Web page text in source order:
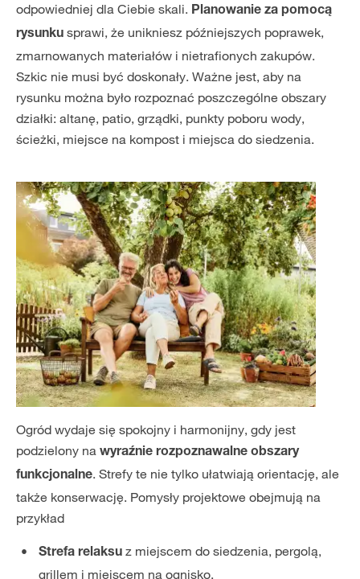
odpowiedniej dla Ciebie skali. Planowanie za pomocą
rysunku sprawi, że unikniesz późniejszych poprawek,
zmarnowanych materiałów i nietrafionych zakupów.
Szkic nie musi być doskonały. Ważne jest, aby na
rysunku można było rozpoznać poszczególne obszary
działki: altanę, patio, grządki, punkty poboru wody,
ścieżki, miejsce na kompost i miejsca do siedzenia.
Ogród wydaje się spokojny i harmonijny, gdy jest
podzielony na wyraźnie rozpoznawalne obszary
funkcjonalne. Strefy te nie tylko ułatwiają orientację, ale
także konserwację. Pomysły projektowe obejmują na
przykład
Strefa relaksu z miejscem do siedzenia, pergolą,
grillem i miejscem na ognisko.